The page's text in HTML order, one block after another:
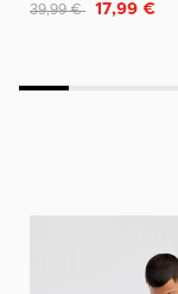
Reduziert von
39,99 € auf
17,99 €